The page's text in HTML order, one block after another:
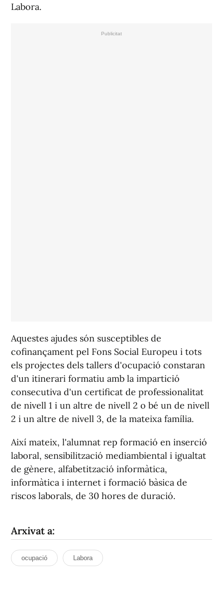
Labora.
Aquestes ajudes són susceptibles de
cofinançament pel Fons Social Europeu i tots
els projectes dels tallers d'ocupació constaran
d'un itinerari formatiu amb la impartició
consecutiva d'un certificat de professionalitat
de nivell 1 i un altre de nivell 2 o bé un de nivell
2 i un altre de nivell 3, de la mateixa família.
Així mateix, l'alumnat rep formació en inserció
laboral, sensibilització mediambiental i igualtat
de gènere, alfabetització informàtica,
informàtica i internet i formació bàsica de
riscos laborals, de 30 hores de duració.
Arxivat a:
ocupació Labora